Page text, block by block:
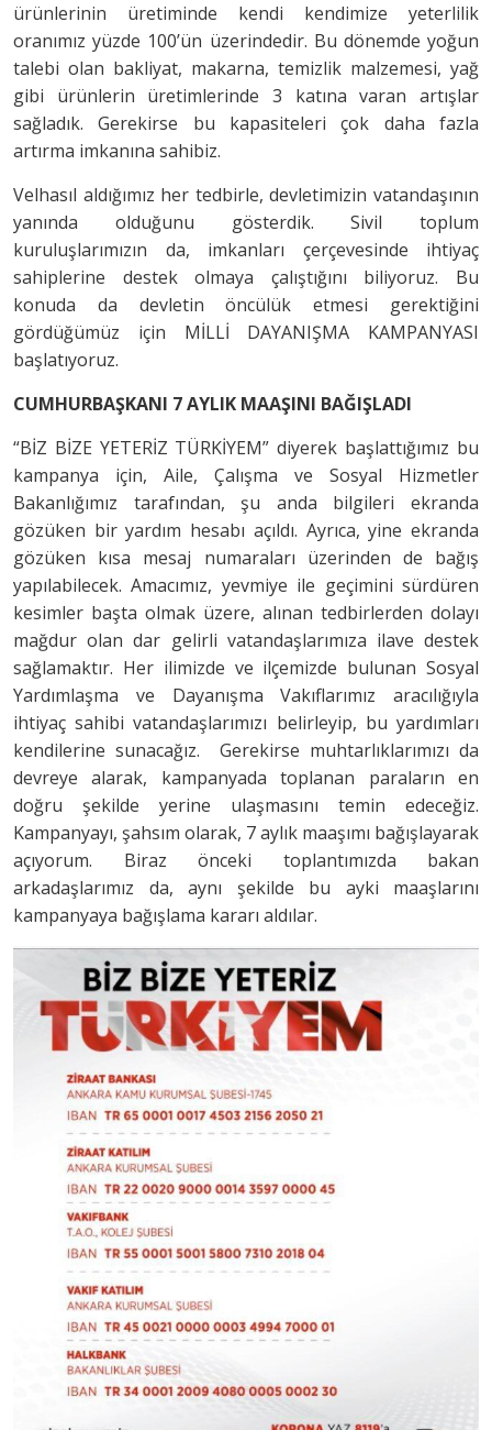
ürünlerinin üretiminde kendi kendimize yeterlilik
oranımız yüzde 100’ün üzerindedir. Bu dönemde yoğun
talebi olan bakliyat, makarna, temizlik malzemesi, yağ
gibi ürünlerin üretimlerinde 3 katına varan artışlar
sağladık. Gerekirse bu kapasiteleri çok daha fazla
artırma imkanına sahibiz.
Velhasıl aldığımız her tedbirle, devletimizin vatandaşının
yanında olduğunu gösterdik. Sivil toplum
kuruluşlarımızın da, imkanları çerçevesinde ihtiyaç
sahiplerine destek olmaya çalıştığını biliyoruz. Bu
konuda da devletin öncülük etmesi gerektiğini
gördüğümüz için MİLLİ DAYANIŞMA KAMPANYASI
başlatıyoruz.
CUMHURBAŞKANI 7 AYLIK MAAŞINI BAĞIŞLADI
“BİZ BİZE YETERİZ TÜRKİYEM” diyerek başlattığımız bu
kampanya için, Aile, Çalışma ve Sosyal Hizmetler
Bakanlığımız tarafından, şu anda bilgileri ekranda
gözüken bir yardım hesabı açıldı. Ayrıca, yine ekranda
gözüken kısa mesaj numaraları üzerinden de bağış
yapılabilecek. Amacımız, yevmiye ile geçimini sürdüren
kesimler başta olmak üzere, alınan tedbirlerden dolayı
mağdur olan dar gelirli vatandaşlarımıza ilave destek
sağlamaktır. Her ilimizde ve ilçemizde bulunan Sosyal
Yardımlaşma ve Dayanışma Vakıflarımız aracılığıyla
ihtiyaç sahibi vatandaşlarımızı belirleyip, bu yardımları
kendilerine sunacağız. Gerekirse muhtarlıklarımızı da
devreye alarak, kampanyada toplanan paraların en
doğru şekilde yerine ulaşmasını temin edeceğiz.
Kampanyayı, şahsım olarak, 7 aylık maaşımı bağışlayarak
açıyorum. Biraz önceki toplantımızda bakan
arkadaşlarımız da, aynı şekilde bu ayki maaşlarını
kampanyaya bağışlama kararı aldılar.